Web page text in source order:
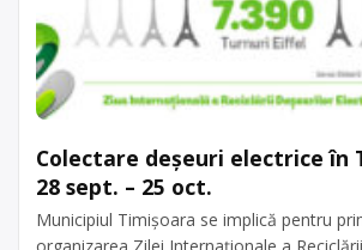
Colectare deșeuri electrice în
28 sept. – 25 oct.
Municipiul Timișoara se implică pentru